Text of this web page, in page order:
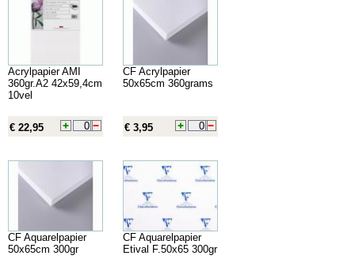
Acrylpapier AMI
360gr.A2 42x59,4cm
10vel
€ 22,95
CF Acrylpapier
50x65cm 360grams
€ 3,95
CF Aquarelpapier
50x65cm 300gr
CF Aquarelpapier
Etival F.50x65 300gr